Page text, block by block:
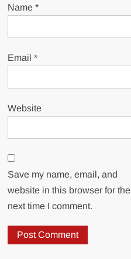
Name*
Email*
Website
Save my name, email, and
website in this browser for the
next time I comment.